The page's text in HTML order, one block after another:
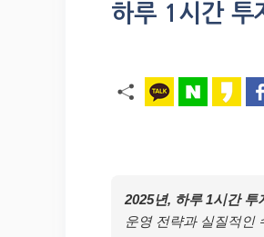
하루 1시간 투
2025년, 하루 1시간
운영 전략과 실질적인